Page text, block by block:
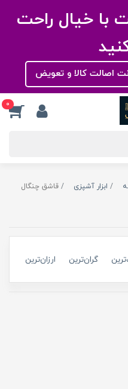
با خیال راحت
اصالت کالا و تعویض
0
ابزار آشپزی قاشق چنگال
گران‌ترین ارزان‌ترین